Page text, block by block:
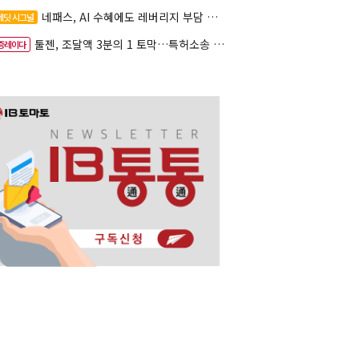
딧 시그널 네패스, AI 수혜에도 레버리지 부담 여전
레이다 툴젠, 조달액 3분의 1 토막…특허소송 비용부터 챙긴다